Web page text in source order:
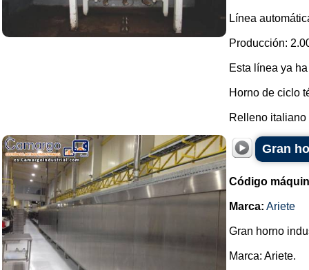
Línea
Producción:
Esta línea ya
Horno de ciclo
Relleno italiano
Gran
Código
Marca: Ariete
Gran horno
Marca: Ariete.